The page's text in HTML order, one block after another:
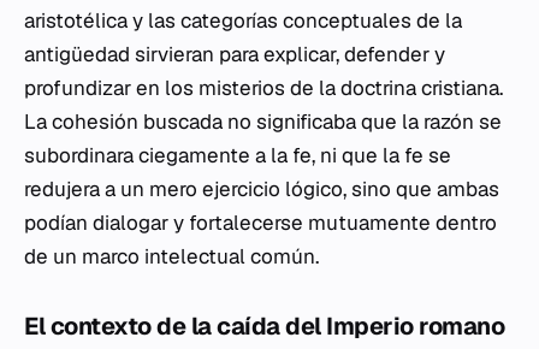
aristotélica y las categorías conceptuales de la
antigüedad sirvieran para explicar, defender y
profundizar en los misterios de la doctrina cristiana.
La cohesión buscada no significaba que la razón se
subordinara ciegamente a la fe, ni que la fe se
redujera a un mero ejercicio lógico, sino que ambas
podían dialogar y fortalecerse mutuamente dentro
de un marco intelectual común.
El contexto de la caída del Imperio romano